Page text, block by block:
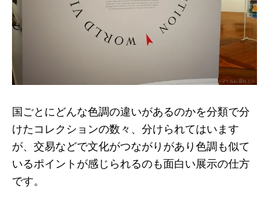
国ごとにどんな色調の違いがあるのかを分類で分
けたコレクションの数々、分けられてはいます
が、交易などで文化がつながりがあり色調も似て
いるポイントが感じられるのも面白い展示の仕方
です。